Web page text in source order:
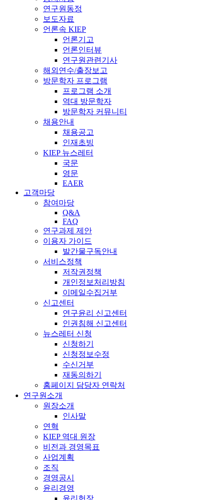
연구원동정
보도자료
언론속 KIEP
언론기고
언론인터뷰
연구원관련기사
해외연수/출장보고
방문학자 프로그램
프로그램 소개
역대 방문학자
방문학자 커뮤니티
채용안내
채용공고
인재초빙
KIEP 뉴스레터
국문
영문
EAER
고객마당
참여마당
Q&A
FAQ
연구과제 제안
이용자 가이드
발간물구독안내
서비스정책
저작권정책
개인정보처리방침
이메일수집거부
신고센터
연구윤리 신고센터
인권침해 신고센터
뉴스레터 신청
신청하기
신청정보수정
수신거부
재동의하기
홈페이지 담당자 연락처
연구원소개
원장소개
인사말
연혁
KIEP 역대 원장
비전과 경영목표
사업계획
조직
경영공시
윤리경영
윤리헌장